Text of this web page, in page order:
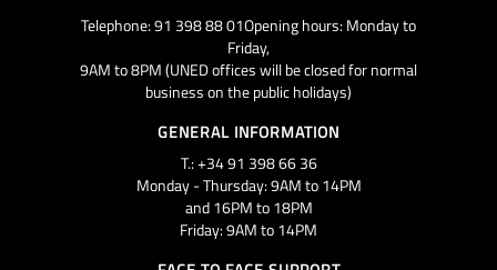
Telephone: 91 398 88 01Opening hours: Monday to
Friday,
9AM to 8PM (UNED offices will be closed for normal
business on the public holidays)
GENERAL INFORMATION
T.: +34 91 398 66 36
Monday - Thursday: 9AM to 14PM
and 16PM to 18PM
Friday: 9AM to 14PM